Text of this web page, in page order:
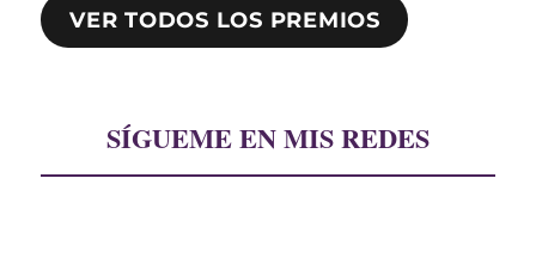
VER TODOS LOS PREMIOS
SÍGUEME EN MIS REDES